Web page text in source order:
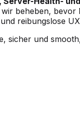
beheben, bevor
reibungslose UX
sicher und